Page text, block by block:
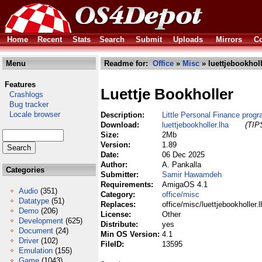
Home Recent Stats Search Submit Uploads Mirrors
Menu
Features
Crashlogs
Bug tracker
Locale browser
Categories
Audio (351)
Datatype (51)
Demo (206)
Development (625)
Document (24)
Driver (102)
Emulation (155)
Readme for: Office » Misc »
Luettje Bookholler
Description:
Little Personal Finance
Download:
luettjebookholler.lha
Size:
2Mb
Version:
1.89
Date:
06 Dec 2025
Author:
A. Pankalla
Submitter:
Samir Hawamdeh
Requirements:
AmigaOS 4.1
Category:
office/misc
Replaces:
office/misc/
License:
Other
Distribute:
yes
Min OS Version: 4.1
FileID:
13595